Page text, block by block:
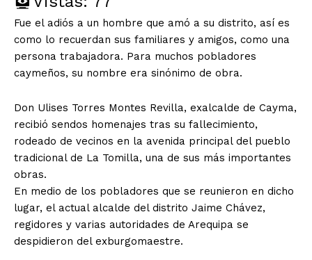
Fue el adiós a un hombre que amó a su distrito, así es
como lo recuerdan sus familiares y amigos, como una
persona trabajadora. Para muchos pobladores
caymeños, su nombre era sinónimo de obra.
Don Ulises Torres Montes Revilla, exalcalde de Cayma,
recibió sendos homenajes tras su fallecimiento,
rodeado de vecinos en la avenida principal del pueblo
tradicional de La Tomilla, una de sus más importantes
obras.
En medio de los pobladores que se reunieron en dicho
lugar, el actual alcalde del distrito Jaime Chávez,
regidores y varias autoridades de Arequipa se
despidieron del exburgomaestre.